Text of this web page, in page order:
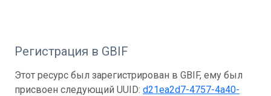
Регистрация в GBIF
Этот ресурс был зарегистрирован в GBIF, ему был
присвоен следующий UUID: d21ea2d7-4757-4a40-